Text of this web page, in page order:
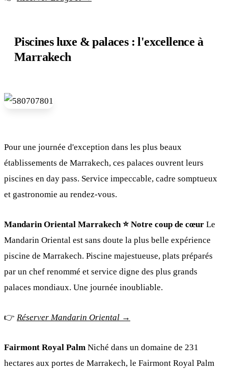
Piscines luxe & palaces : l'excellence à
Marrakech
Pour une journée d'exception dans les plus beaux
établissements de Marrakech, ces palaces ouvrent leurs
piscines en day pass. Service impeccable, cadre somptueux
et gastronomie au rendez-vous.
Mandarin Oriental Marrakech ⭐️ Notre coup de cœur Le
Mandarin Oriental est sans doute la plus belle expérience
piscine de Marrakech. Piscine majestueuse, plats préparés
par un chef renommé et service digne des plus grands
palaces mondiaux. Une journée inoubliable.
👉 Réserver Mandarin Oriental →
Fairmont Royal Palm Niché dans un domaine de 231
hectares aux portes de Marrakech, le Fairmont Royal Palm